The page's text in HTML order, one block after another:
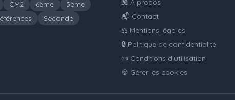
CM2 6ème
5ème
Seconde
📖 À propos
📬 Contact
⚖️ Mentions légales
🔒 Politique de confidentialité
📜 Conditions d'utilisation
🍪 Gérer les cookies